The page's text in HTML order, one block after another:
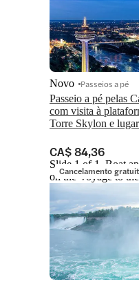
Passeio a pé pelas
com visita à
Torre Skylon e
Novo Passeios a pé
CA$ 84,36
Cancelamento
Slide 1 of 1, Boat
on the Voyage to